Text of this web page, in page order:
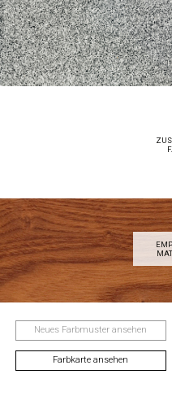
Neues Farbmuster ansehen
Farbkarte ansehen